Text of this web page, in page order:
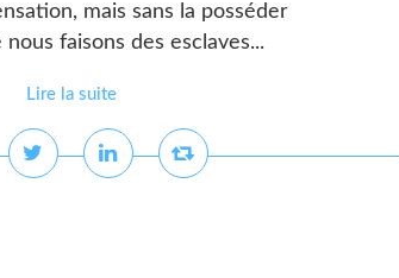
mais sans la posséder
faisons des esclaves...
Lire la suite